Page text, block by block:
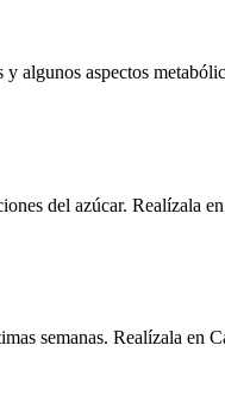
algunos aspectos
del azúcar. Realízala
semanas. Realízala en